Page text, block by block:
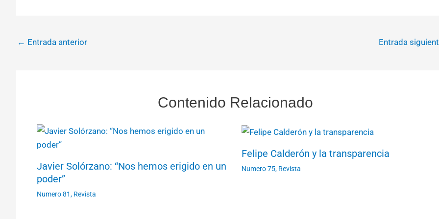
← Entrada anterior Entrada
Contenido Relacionado
Javier Solórzano: “Nos hemos erigido en un
poder”
Numero 81, Revista
Felipe Calderón y la transparencia
Numero 75, Revista